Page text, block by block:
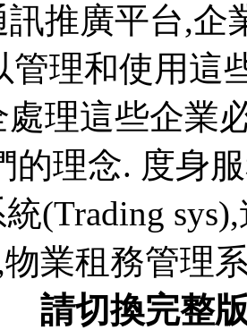
訊推廣平台,企
管理和使用這
處理這些企業
的理念. 度身
(Trading
業租務管理
請切換完整